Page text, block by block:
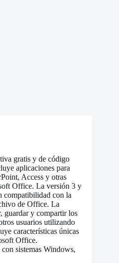
gratis y de código
aplicaciones para
Access y otras
Office. La versión 3 y
compatibilidad con la
de Office. La
guardar y compartir los
usuarios utilizando
características únicas
Office.
sistemas Windows,